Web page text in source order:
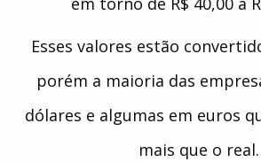
Esses valores estão
porém a maioria das
dólares e algumas em euros
mais que o real.